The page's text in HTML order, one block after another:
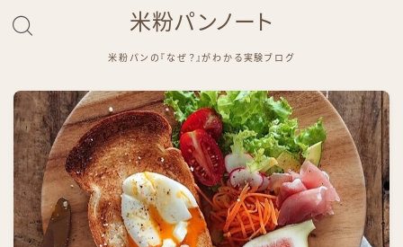
米粉パンノート
米粉パンの『なぜ？』がわかる実験ブログ